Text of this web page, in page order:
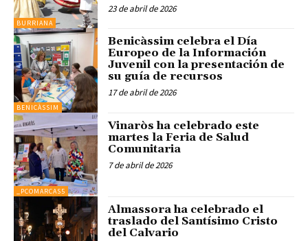
BURRIANA
23 de abril de 2026
BENICÀSSIM
Benicàssim celebra el Día
Europeo de la Información
Juvenil con la presentación de
su guía de recursos
17 de abril de 2026
_PCOMARCAS5
Vinaròs ha celebrado este
martes la Feria de Salud
Comunitaria
7 de abril de 2026
Almassora ha celebrado el
traslado del Santísimo Cristo
del Calvario